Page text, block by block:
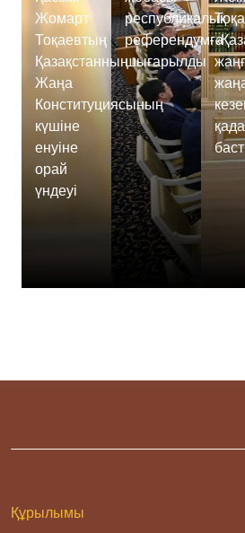
Жомарт
Тоқаевтың
Қазақстанның
Жаңа
Конституциясының
күшіне
енуіне
орай
үндеуі
республикалық
референдумға
шығарылды
Құрылымы